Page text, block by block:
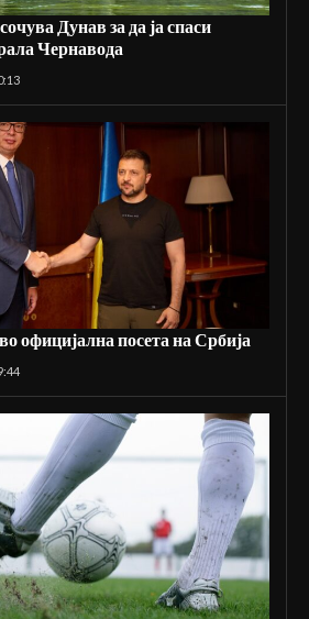
Дунав за да ја спаси
Чернавода
официјална посета на Србија